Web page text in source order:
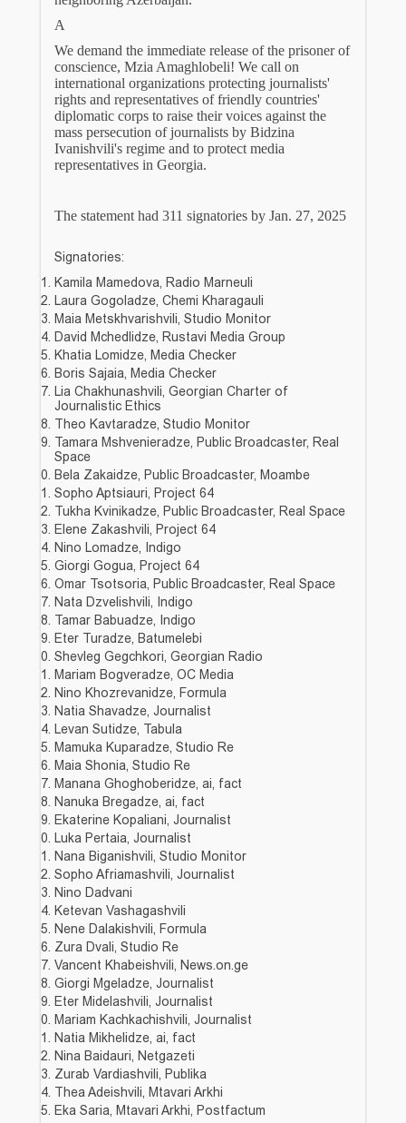
A
We demand the immediate release of the prisoner of
conscience, Mzia Amaghlobeli! We call on
international organizations protecting journalists'
rights and representatives of friendly countries'
diplomatic corps to raise their voices against the
mass persecution of journalists by Bidzina
Ivanishvili's regime and to protect media
representatives in Georgia.
The statement had 311 signatories by Jan. 27, 2025
Signatories:
Kamila Mamedova, Radio Marneuli
Laura Gogoladze, Chemi Kharagauli
Maia Metskhvarishvili, Studio Monitor
David Mchedlidze, Rustavi Media Group
Khatia Lomidze, Media Checker
Boris Sajaia, Media Checker
Lia Chakhunashvili, Georgian Charter of
Journalistic Ethics
Theo Kavtaradze, Studio Monitor
Tamara Mshvenieradze, Public Broadcaster, Real
Space
Bela Zakaidze, Public Broadcaster, Moambe
Sopho Aptsiauri, Project 64
Tukha Kvinikadze, Public Broadcaster, Real Space
Elene Zakashvili, Project 64
Nino Lomadze, Indigo
Giorgi Gogua, Project 64
Omar Tsotsoria, Public Broadcaster, Real Space
Nata Dzvelishvili, Indigo
Tamar Babuadze, Indigo
Eter Turadze, Batumelebi
Shevleg Gegchkori, Georgian Radio
Mariam Bogveradze, OC Media
Nino Khozrevanidze, Formula
Natia Shavadze, Journalist
Levan Sutidze, Tabula
Mamuka Kuparadze, Studio Re
Maia Shonia, Studio Re
Manana Ghoghoberidze, ai, fact
Nanuka Bregadze, ai, fact
Ekaterine Kopaliani, Journalist
Luka Pertaia, Journalist
Nana Biganishvili, Studio Monitor
Sopho Afriamashvili, Journalist
Nino Dadvani
Ketevan Vashagashvili
Nene Dalakishvili, Formula
Zura Dvali, Studio Re
Vancent Khabeishvili, News.on.ge
Giorgi Mgeladze, Journalist
Eter Midelashvili, Journalist
Mariam Kachkachishvili, Journalist
Natia Mikhelidze, ai, fact
Nina Baidauri, Netgazeti
Zurab Vardiashvili, Publika
Thea Adeishvili, Mtavari Arkhi
Eka Saria, Mtavari Arkhi, Postfactum